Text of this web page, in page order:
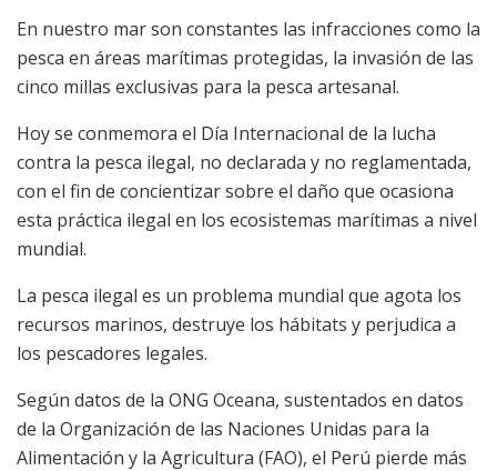
En nuestro mar son constantes las infracciones como la
pesca en áreas marítimas protegidas, la invasión de las
cinco millas exclusivas para la pesca artesanal.
Hoy se conmemora el Día Internacional de la lucha
contra la pesca ilegal, no declarada y no reglamentada,
con el fin de concientizar sobre el daño que ocasiona
esta práctica ilegal en los ecosistemas marítimas a nivel
mundial.
La pesca ilegal es un problema mundial que agota los
recursos marinos, destruye los hábitats y perjudica a
los pescadores legales.
Según datos de la ONG Oceana, sustentados en datos
de la Organización de las Naciones Unidas para la
Alimentación y la Agricultura (FAO), el Perú pierde más